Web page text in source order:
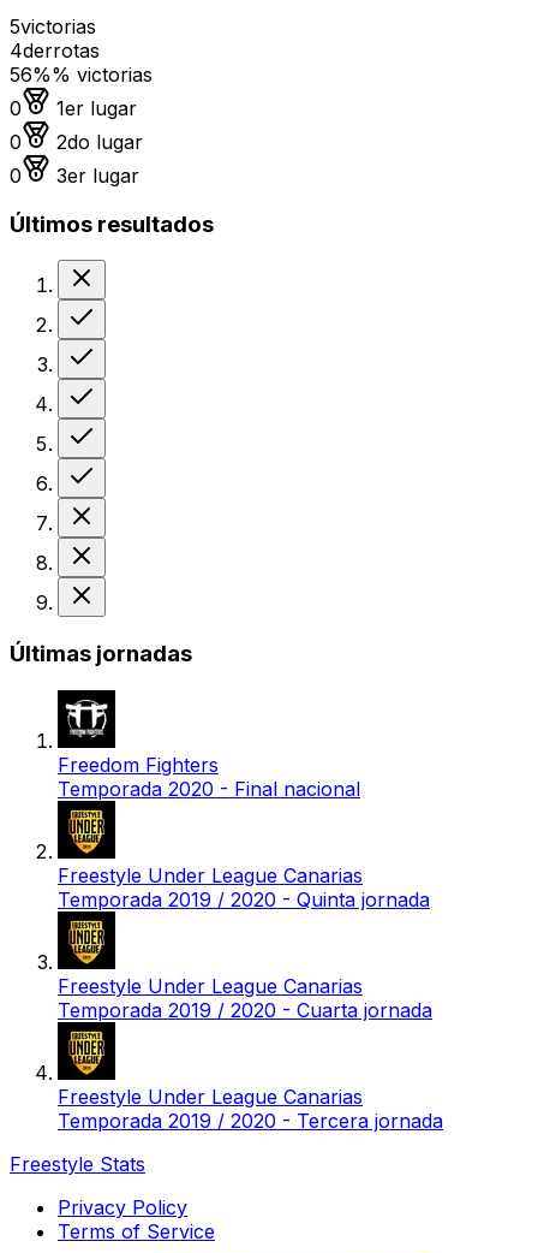
5victorias
4derrotas
56%% victorias
0
Medalla de oro
1er lugar
0
Medalla de plata
2do lugar
0
Medalla de bronce
3er lugar
Últimos resultados
Últimas jornadas
Freedom Fighters
Temporada 2020 - Final nacional
Freestyle Under League Canarias
Temporada 2019 / 2020 - Quinta jornada
Freestyle Under League Canarias
Temporada 2019 / 2020 - Cuarta jornada
Freestyle Under League Canarias
Temporada 2019 / 2020 - Tercera jornada
Freestyle Stats
Privacy Policy
Terms of Service